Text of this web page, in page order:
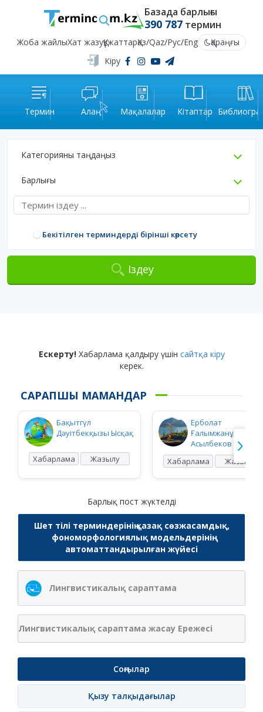
Базада барлығы
390 787термин
Жоба жайлыХат жазуҚұжаттарҚаз/Qaz/Рус/Eng
Қараңғы
Кіру
Термин Алаң Мақалалар Кітаптар
Категорияны таңдаңыз
Барлығы
Бекітілген терминдерді бірінші көрсету
Іздеу
Ескерту!Хабарлама қалдыру үшін сайтқа кіру
керек.
САРАПШЫ МАМАНДАР
Бақытгүл
Дәуітбекқызы Ысқақ
Хабарлама Жазылу
Ерболат
Ғалымжанұлы
Асылбеков
Хабарлама
Жазылу
Барлық пост жүктелді
Шет тілі терминдерінің қазақ сөзжасамдық,
фономорфологиялық модельдерінің
автоматтандырылған жүйесі
Лингвистикалық сараптама
Лингвистикалық сараптама жасау Ережесі
Соңғылар
Қызу талқыдағылар